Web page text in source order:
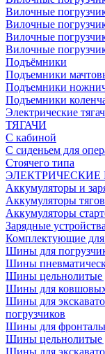
Вилочные
Вилочные
Вилочные
Вилочные
Подъёмники
Подъемники
Подъемники
Подъемники
Электрические
ТЯГАЧИ
С кабиной
С сиденьем для
Стоячего типа
Аккумуляторы и
Аккумуляторы
Аккумуляторы
Зарядные
Комплектующие
Шины для
Шины
Шины цельнолитые
Шины для
Шины для
погрузчиков
Шины для
Шины цельнолитые
Шины для